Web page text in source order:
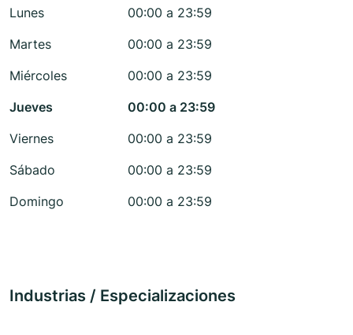
Lunes
00:00 a 23:59
Martes
00:00 a 23:59
Miércoles
00:00 a 23:59
Jueves
00:00 a 23:59
Viernes
00:00 a 23:59
Sábado
00:00 a 23:59
Domingo
00:00 a 23:59
Industrias / Especializaciones